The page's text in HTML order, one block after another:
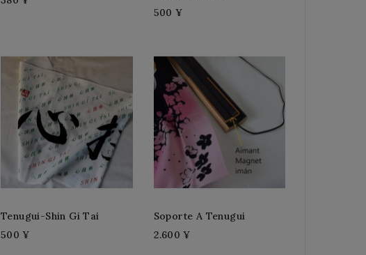
500 ¥
Tenugui-Shin Gi Tai
500 ¥
Soporte A Tenugui
2.600 ¥